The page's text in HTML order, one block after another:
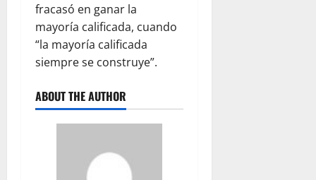
fracasó en ganar la
mayoría calificada, cuando
“la mayoría calificada
siempre se construye”.
ABOUT THE AUTHOR